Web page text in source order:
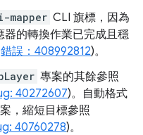
mapper CLI 旗標，因為
器的轉換作業已完成且穩
錯誤：408992812)。
專案的其餘參照
40272607)。自動格式
，縮短目標參照
40760278)。